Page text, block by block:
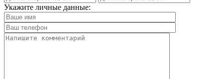
Укажите личные данные: